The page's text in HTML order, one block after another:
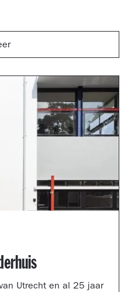
Utrecht en al 25 jaar